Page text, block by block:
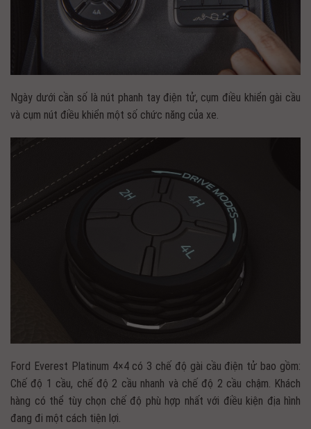
Ngày dưới cần số là nút phanh tay điện tử, cụm điều khiển gài cầu
và cụm nút điều khiển một số chức năng của xe.
Ford Everest Platinum 4×4 có 3 chế độ gài cầu điện tử bao gồm:
Chế độ 1 cầu, chế độ 2 cầu nhanh và chế độ 2 cầu chậm. Khách
hàng có thể tùy chọn chế độ phù hợp nhất với điều kiện địa hình
đang đi một cách tiện lợi.